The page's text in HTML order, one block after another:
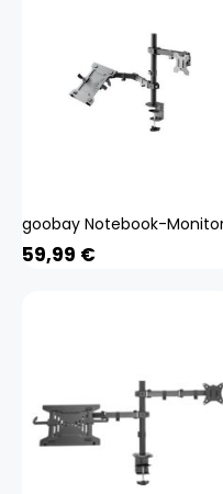
59,99 €